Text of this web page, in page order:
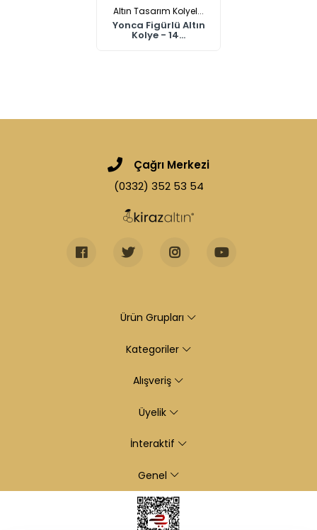
Altın Tasarım Kolyel...
Yonca Figürlü Altın
Kolye - 14...
Çağrı Merkezi
(0332) 352 53 54
Ürün Grupları
Kategoriler
Alışveriş
Üyelik
İnteraktif
Genel